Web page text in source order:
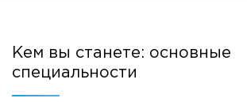
Кем вы станете: основные
специальности